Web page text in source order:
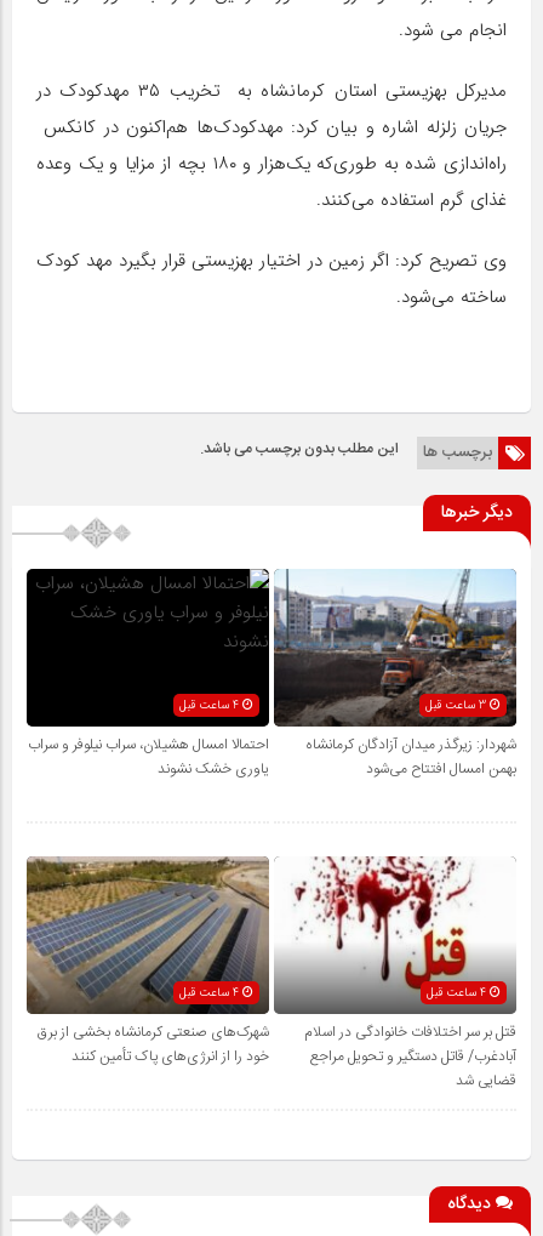
انجام می شود.
مدیرکل بهزیستی استان کرمانشاه به تخریب ۳۵ مهد‌کودک در
جریان زلزله اشاره و بیان کرد: مهدکودک‌ها هم‌اکنون در کانکس
راه‌اندازی شده به طوری‌که یک‌هزار و ۱۸۰ بچه از مزایا و یک وعده
غذای گرم استفاده می‌کنند.
وی تصریح کرد: اگر زمین در اختیار بهزیستی قرار بگیرد مهد کودک
ساخته می‌شود.
برچسب ها این مطلب بدون برچسب می باشد.
دیگر خبرها
3 ساعت قبل
شهردار: زیرگذر میدان آزادگان کرمانشاه
بهمن امسال افتتاح می‌شود
احتمالا امسال هشیلان، سراب نیلوفر و سراب
یاوری خشک نشوند
4 ساعت قبل
قتل بر سر اختلافات خانوادگی در اسلام
آبادغرب/ قاتل دستگیر و تحویل مراجع
قضایی شد
شهرک‌های صنعتی کرمانشاه بخشی از برق
خود را از انرژی‌های پاک تأمین کنند
دیدگاه